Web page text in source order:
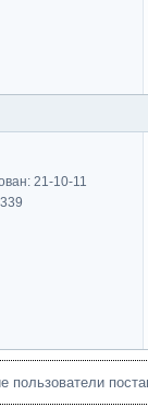
21-10-11
пользователи